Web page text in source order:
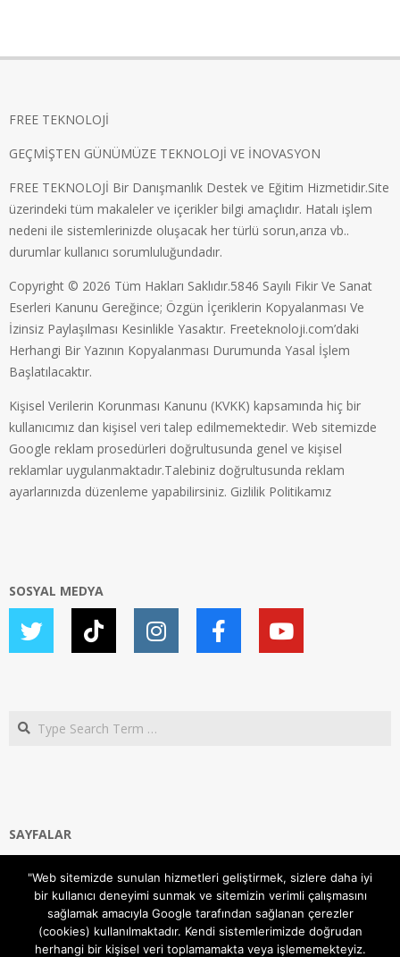
FREE TEKNOLOJİ
GEÇMİŞTEN GÜNÜMÜZE TEKNOLOJİ VE İNOVASYON
FREE TEKNOLOJİ Bir Danışmanlık Destek ve Eğitim Hizmetidir.Site
üzerindeki tüm makaleler ve içerikler bilgi amaçlıdır. Hatalı işlem
nedeni ile sistemlerinizde oluşacak her türlü sorun,arıza vb..
durumlar kullanıcı sorumluluğundadır.
Copyright © 2026 Tüm Hakları Saklıdır.5846 Sayılı Fikir Ve Sanat
Eserleri Kanunu Gereğince; Özgün İçeriklerin Kopyalanması Ve
İzinsiz Paylaşılması Kesinlikle Yasaktır. Freeteknoloji.com’daki
Herhangi Bir Yazının Kopyalanması Durumunda Yasal İşlem
Başlatılacaktır.
Kişisel Verilerin Korunması Kanunu (KVKK) kapsamında hiç bir
kullanıcımız dan kişisel veri talep edilmemektedir. Web sitemizde
Google reklam prosedürleri doğrultusunda genel ve kişisel
reklamlar uygulanmaktadır.Talebiniz doğrultusunda reklam
ayarlarınızda düzenleme yapabilirsiniz. Gizlilik Politikamız
SOSYAL MEDYA
Search
SAYFALAR
Gizlilik ve Çerezler (Cookies) Politikası
Hakkımızda
İletişim Kanalları
MODEM KURULUM
"Web sitemizde sunulan hizmetleri geliştirmek, sizlere daha iyi
bir kullanıcı deneyimi sunmak ve sitemizin verimli çalışmasını
sağlamak amacıyla Google tarafından sağlanan çerezler
(cookies) kullanılmaktadır. Kendi sistemlerimizde doğrudan
herhangi bir kişisel veri toplamamakta veya işlememekteyiz.